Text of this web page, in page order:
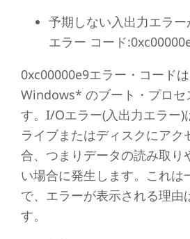
予期しない入出力エラー
エラー コード
0xc00000e9エラー・コード
Windows* のブート・プロセ
す。I/Oエラー(入出力エラー)
ライブまたはディスクにアク
合、つまりデータの読み取り
い場合に発生します。これは
で、エラーが表示される理由
す。